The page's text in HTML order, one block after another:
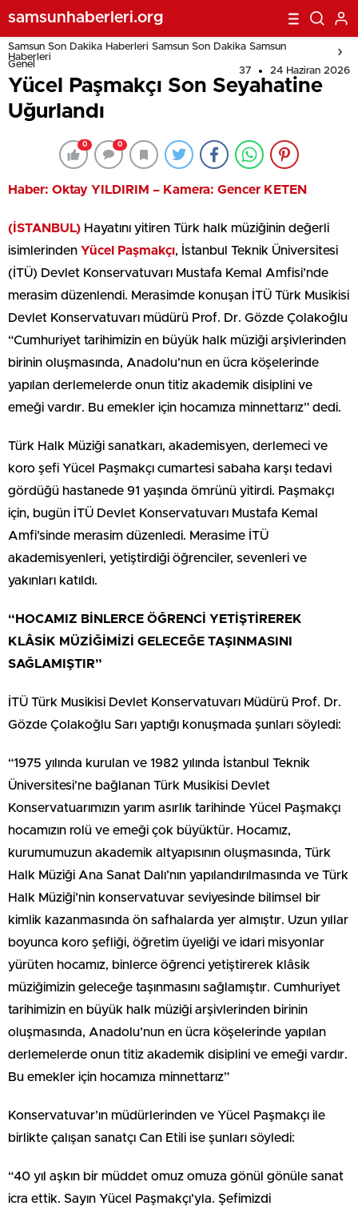
samsunhaberleri.org
Samsun Son Dakika Haberleri Samsun Son Dakika Samsun
Haberleri
Genel
37 24 Haziran 2026
Yücel Paşmakçı Son Seyahatine
Uğurlandı
0 0
Haber: Oktay YILDIRIM – Kamera: Gencer KETEN
(İSTANBUL) Hayatını yitiren Türk halk müziğinin değerli
isimlerinden Yücel Paşmakçı, İstanbul Teknik Üniversitesi
(İTÜ) Devlet Konservatuvarı Mustafa Kemal Amfisi’nde
merasim düzenlendi. Merasimde konuşan İTÜ Türk Musikisi
Devlet Konservatuvarı müdürü Prof. Dr. Gözde Çolakoğlu
“Cumhuriyet tarihimizin en büyük halk müziği arşivlerinden
birinin oluşmasında, Anadolu’nun en ücra köşelerinde
yapılan derlemelerde onun titiz akademik disiplini ve
emeği vardır. Bu emekler için hocamıza minnettarız” dedi.
Türk Halk Müziği sanatkarı, akademisyen, derlemeci ve
koro şefi Yücel Paşmakçı cumartesi sabaha karşı tedavi
gördüğü hastanede 91 yaşında ömrünü yitirdi. Paşmakçı
için, bugün İTÜ Devlet Konservatuvarı Mustafa Kemal
Amfi’sinde merasim düzenledi. Merasime İTÜ
akademisyenleri, yetiştirdiği öğrenciler, sevenleri ve
yakınları katıldı.
“HOCAMIZ BİNLERCE ÖĞRENCİ YETİŞTİREREK
KLÂSİK MÜZİĞİMİZİ GELECEĞE TAŞINMASINI
SAĞLAMIŞTIR”
İTÜ Türk Musikisi Devlet Konservatuvarı Müdürü Prof. Dr.
Gözde Çolakoğlu Sarı yaptığı konuşmada şunları söyledi:
“1975 yılında kurulan ve 1982 yılında İstanbul Teknik
Üniversitesi’ne bağlanan Türk Musikisi Devlet
Konservatuarımızın yarım asırlık tarihinde Yücel Paşmakçı
hocamızın rolü ve emeği çok büyüktür. Hocamız,
kurumumuzun akademik altyapısının oluşmasında, Türk
Halk Müziği Ana Sanat Dalı’nın yapılandırılmasında ve Türk
Halk Müziği’nin konservatuvar seviyesinde bilimsel bir
kimlik kazanmasında ön safhalarda yer almıştır. Uzun yıllar
boyunca koro şefliği, öğretim üyeliği ve idari misyonlar
yürüten hocamız, binlerce öğrenci yetiştirerek klâsik
müziğimizin geleceğe taşınmasını sağlamıştır. Cumhuriyet
tarihimizin en büyük halk müziği arşivlerinden birinin
oluşmasında, Anadolu’nun en ücra köşelerinde yapılan
derlemelerde onun titiz akademik disiplini ve emeği vardır.
Bu emekler için hocamıza minnettarız”
Konservatuvar’ın müdürlerinden ve Yücel Paşmakçı ile
birlikte çalışan sanatçı Can Etili ise şunları söyledi:
“40 yıl aşkın bir müddet omuz omuza gönül gönüle sanat
icra ettik. Sayın Yücel Paşmakçı’yla. Şefimizdi